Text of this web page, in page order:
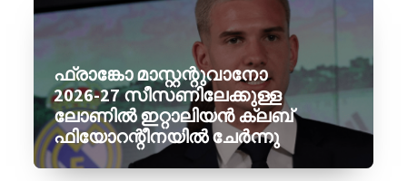
ഫ്രാങ്കോ മാസ്റ്റന്റുവാനോ
2026-27 സീസണിലേക്കുള്ള
ലോണിൽ ഇറ്റാലിയൻ ക്ലബ്
ഫിയോറന്റീനയിൽ ചേർന്നു